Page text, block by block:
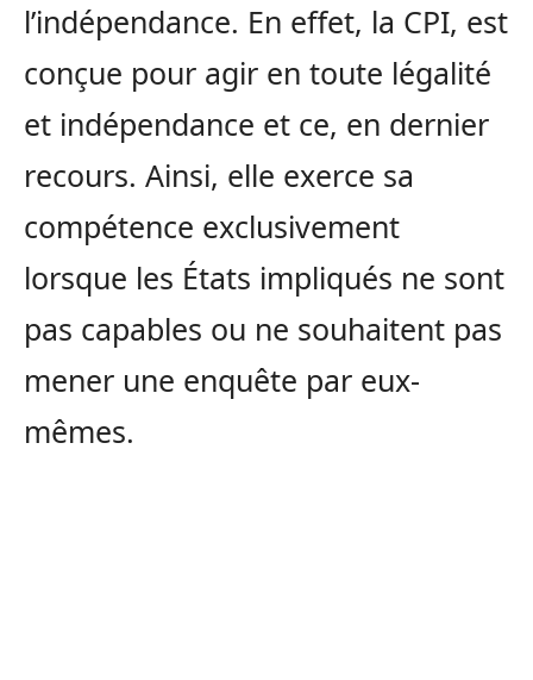
l’indépendance. En effet, la CPI, est
conçue pour agir en toute légalité
et indépendance et ce, en dernier
recours. Ainsi, elle exerce sa
compétence exclusivement
lorsque les États impliqués ne sont
pas capables ou ne souhaitent pas
mener une enquête par eux-
mêmes.